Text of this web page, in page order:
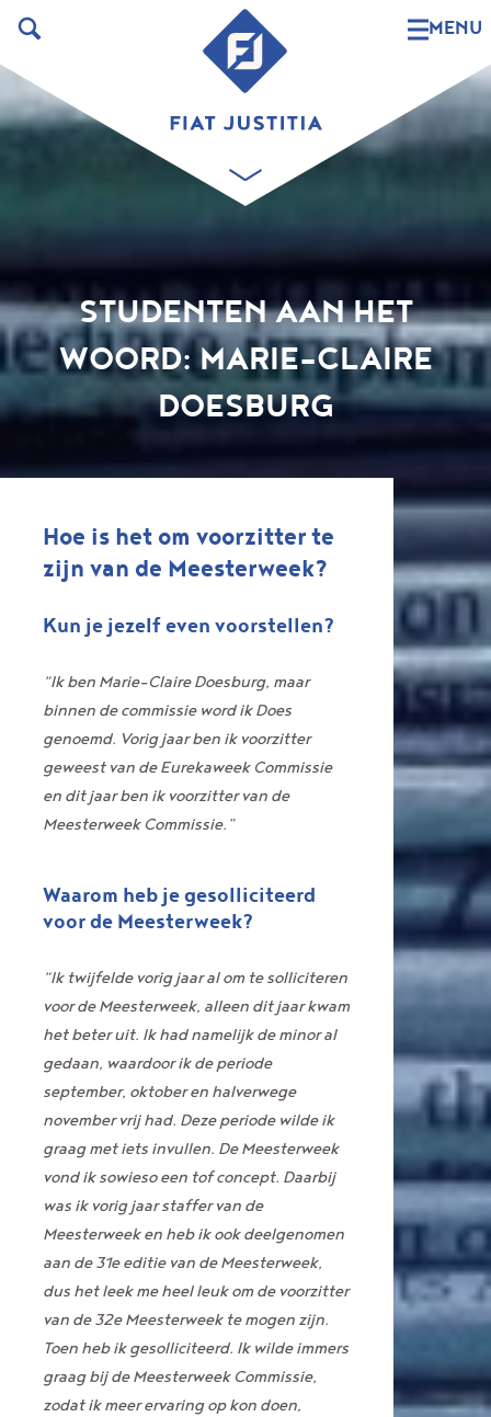
MENU
STUDENTEN AAN HET
WOORD: MARIE-CLAIRE
DOESBURG
Hoe is het om voorzitter te
zijn van de Meesterweek?
Kun je jezelf even voorstellen?
“Ik ben Marie-Claire Doesburg, maar
binnen de commissie word ik Does
genoemd. Vorig jaar ben ik voorzitter
geweest van de Eurekaweek Commissie
en dit jaar ben ik voorzitter van de
Meesterweek Commissie.”
Waarom heb je gesolliciteerd
voor de Meesterweek?
“Ik twijfelde vorig jaar al om te solliciteren
voor de Meesterweek, alleen dit jaar kwam
het beter uit. Ik had namelijk de minor al
gedaan, waardoor ik de periode
september, oktober en halverwege
november vrij had. Deze periode wilde ik
graag met iets invullen. De Meesterweek
vond ik sowieso een tof concept. Daarbij
was ik vorig jaar staffer van de
Meesterweek en heb ik ook deelgenomen
aan de 31e editie van de Meesterweek,
dus het leek me heel leuk om de voorzitter
van de 32e Meesterweek te mogen zijn.
Toen heb ik gesolliciteerd. Ik wilde immers
graag bij de Meesterweek Commissie,
zodat ik meer ervaring op kon doen,